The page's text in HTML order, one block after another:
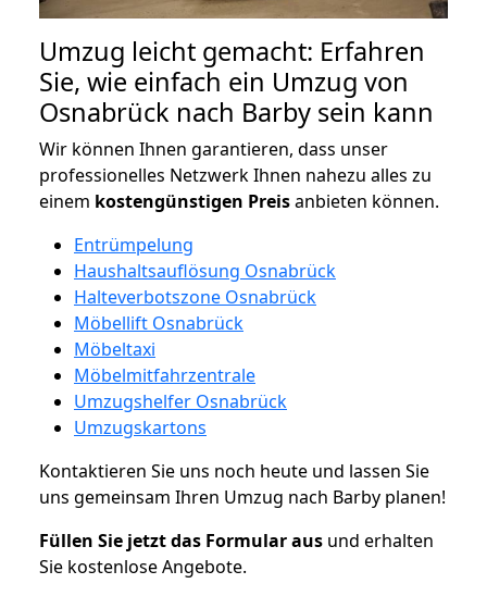
Umzug leicht gemacht: Erfahren
Sie, wie einfach ein Umzug von
Osnabrück nach Barby sein kann
Wir können Ihnen garantieren, dass unser
professionelles Netzwerk Ihnen nahezu alles zu
einem kostengünstigen Preisanbieten können.
Entrümpelung
Haushaltsauflösung Osnabrück
Halteverbotszone Osnabrück
Möbellift Osnabrück
Möbeltaxi
Möbelmitfahrzentrale
Umzugshelfer Osnabrück
Umzugskartons
Kontaktieren Sie uns noch heute und lassen Sie
uns gemeinsam Ihren Umzug nach Barby planen!
Füllen Sie jetzt das Formular aus und erhalten
Sie kostenlose Angebote.